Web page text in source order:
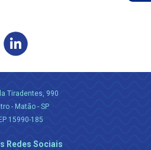
Tiradentes, 990
- Matão - SP
15990-185
Redes Sociais